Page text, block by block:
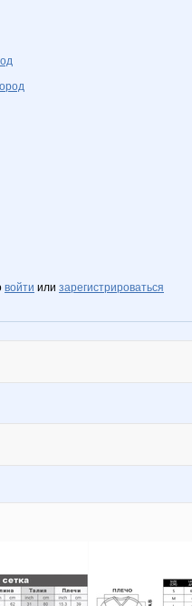
войти или зарегистрироваться